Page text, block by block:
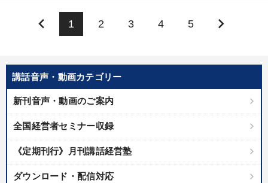
講話音声・動画カテゴリー
新刊音声・動画のご案内
全国経営者セミナー収録
《定期刊行》月刊講話経営塾
ダウンロード・配信対応
keyboard_arrow_left 1 2 3 4 5 keyboard_arrow_right